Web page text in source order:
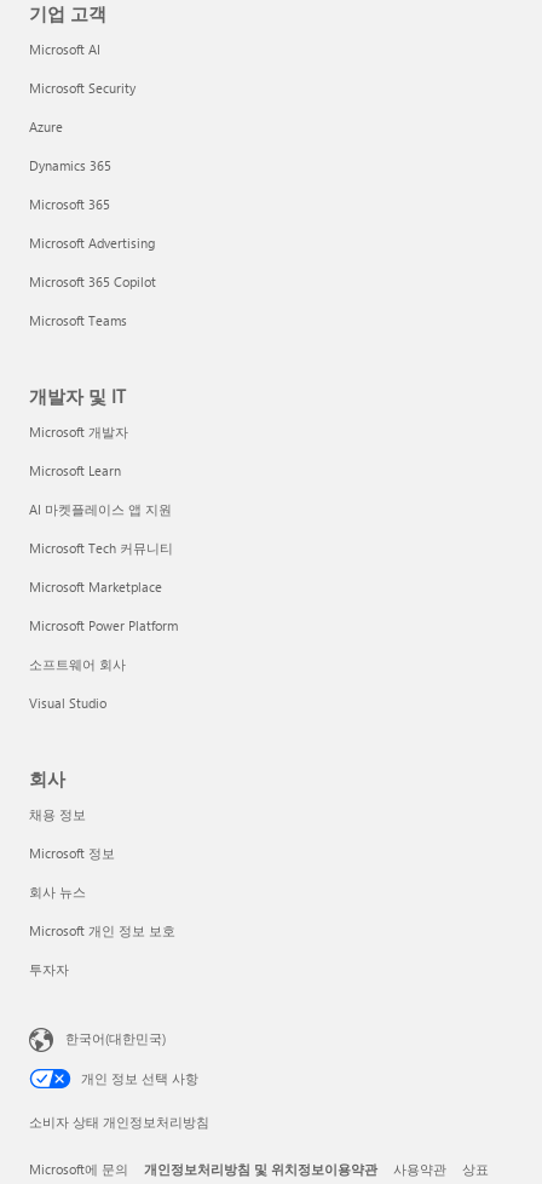
기업 고객
Microsoft AI
Microsoft Security
Azure
Dynamics 365
Microsoft 365
Microsoft Advertising
Microsoft 365 Copilot
Microsoft Teams
개발자 및 IT
Microsoft 개발자
Microsoft Learn
AI 마켓플레이스 앱 지원
Microsoft Tech 커뮤니티
Microsoft Marketplace
Microsoft Power Platform
소프트웨어 회사
Visual Studio
회사
채용 정보
Microsoft 정보
회사 뉴스
Microsoft 개인 정보 보호
투자자
한국어(대한민국)
개인 정보 선택 사항
소비자 상태 개인정보처리방침
Microsoft에 문의 개인정보처리방침 및 위치정보이용약관 사용약관 상표